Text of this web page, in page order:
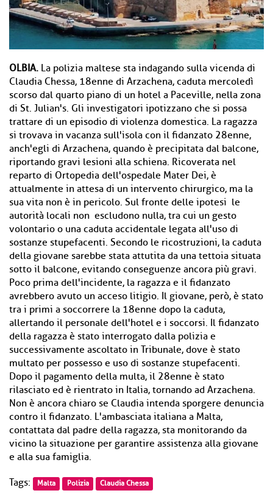
OLBIA. La polizia maltese sta indagando sulla vicenda di
Claudia Chessa, 18enne di Arzachena, caduta mercoledì
scorso dal quarto piano di un hotel a Paceville, nella zona
di St. Julian's. Gli investigatori ipotizzano che si possa
trattare di un episodio di violenza domestica. La ragazza
si trovava in vacanza sull'isola con il fidanzato 28enne,
anch'egli di Arzachena, quando è precipitata dal balcone,
riportando gravi lesioni alla schiena. Ricoverata nel
reparto di Ortopedia dell'ospedale Mater Dei, è
attualmente in attesa di un intervento chirurgico, ma la
sua vita non è in pericolo. Sul fronte delle ipotesi le
autorità locali non escludono nulla, tra cui un gesto
volontario o una caduta accidentale legata all'uso di
sostanze stupefacenti. Secondo le ricostruzioni, la caduta
della giovane sarebbe stata attutita da una tettoia situata
sotto il balcone, evitando conseguenze ancora più gravi.
Poco prima dell'incidente, la ragazza e il fidanzato
avrebbero avuto un acceso litigio. Il giovane, però, è stato
tra i primi a soccorrere la 18enne dopo la caduta,
allertando il personale dell'hotel e i soccorsi. Il fidanzato
della ragazza è stato interrogato dalla polizia e
successivamente ascoltato in Tribunale, dove è stato
multato per possesso e uso di sostanze stupefacenti.
Dopo il pagamento della multa, il 28enne è stato
rilasciato ed è rientrato in Italia, tornando ad Arzachena.
Non è ancora chiaro se Claudia intenda sporgere denuncia
contro il fidanzato. L'ambasciata italiana a Malta,
contattata dal padre della ragazza, sta monitorando da
vicino la situazione per garantire assistenza alla giovane
e alla sua famiglia.
Tags: Malta Polizia Claudia Chessa